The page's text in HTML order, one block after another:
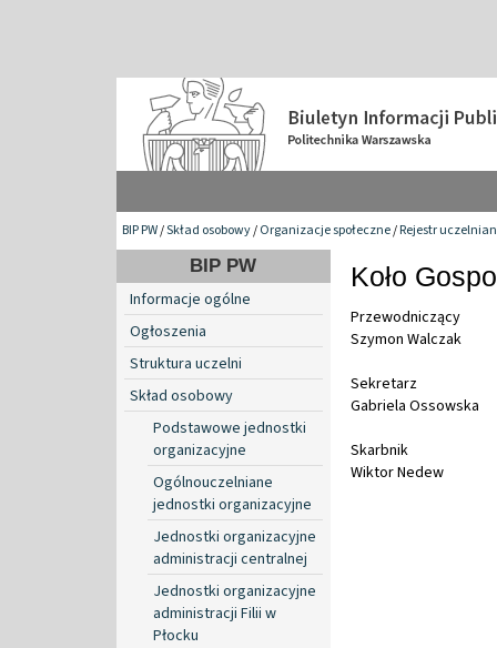
BIP PW/Skład osobowy/Organizacje społeczne/Rejestr
BIP PW
Informacje ogólne
Ogłoszenia
Struktura uczelni
Skład osobowy
Podstawowe jednostki
organizacyjne
Ogólnouczelniane
jednostki organizacyjne
Jednostki organizacyjne
administracji centralnej
Jednostki organizacyjne
administracji Filii w
Płocku
Koło
Przewodniczący
Szymon Walczak
Sekretarz
Gabriela Ossowska
Skarbnik
Wiktor Nedew